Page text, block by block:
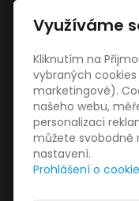
Zásady
a
OneDrive
Využíváme
Kliknutím na
vybraných
marketingové).
našeho webu,
personalizaci
můžete svobodně
nastavení.
Prohlášení o